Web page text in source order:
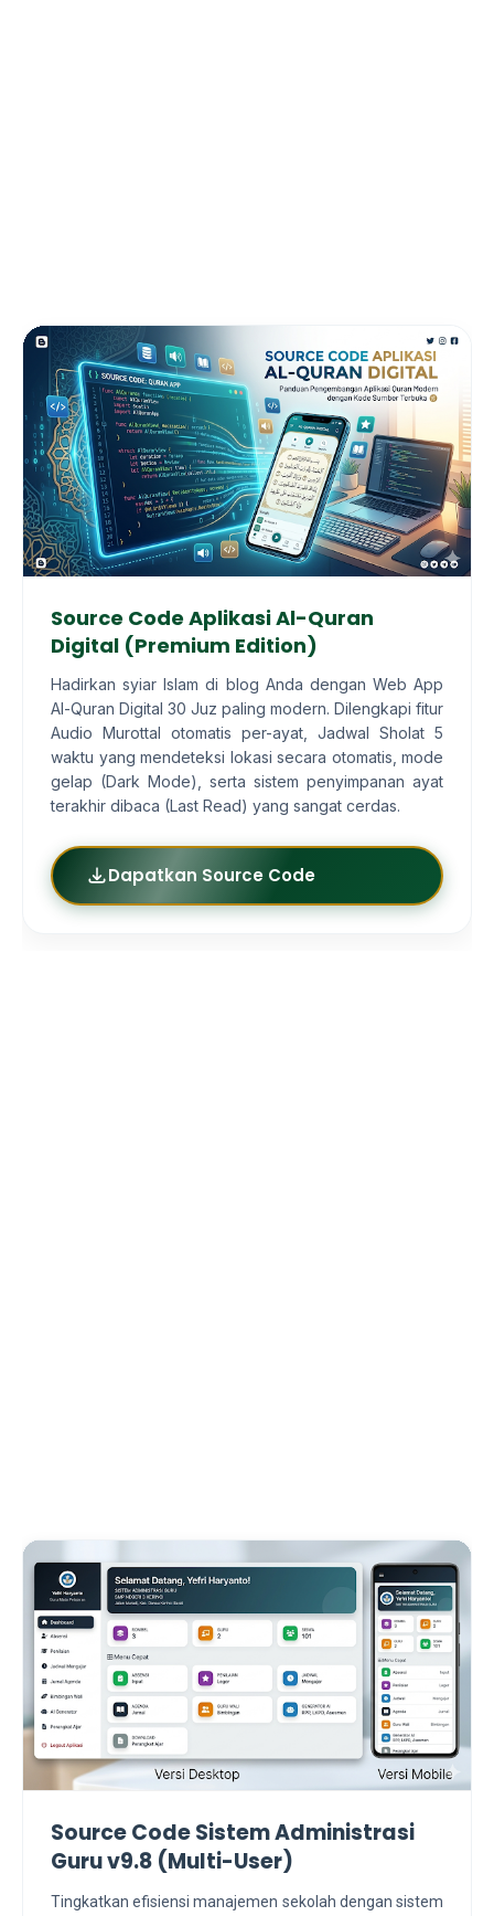
Source Code Aplikasi Al-Quran
Digital (Premium Edition)
Hadirkan syiar Islam di blog Anda dengan Web App
Al-Quran Digital 30 Juz paling modern. Dilengkapi fitur
Audio Murottal otomatis per-ayat, Jadwal Sholat 5
waktu yang mendeteksi lokasi secara otomatis, mode
gelap (Dark Mode), serta sistem penyimpanan ayat
terakhir dibaca (Last Read) yang sangat cerdas.
Dapatkan Source Code
Source Code Sistem Administrasi
Guru v9.8 (Multi-User)
Tingkatkan efisiensi manajemen sekolah dengan sistem